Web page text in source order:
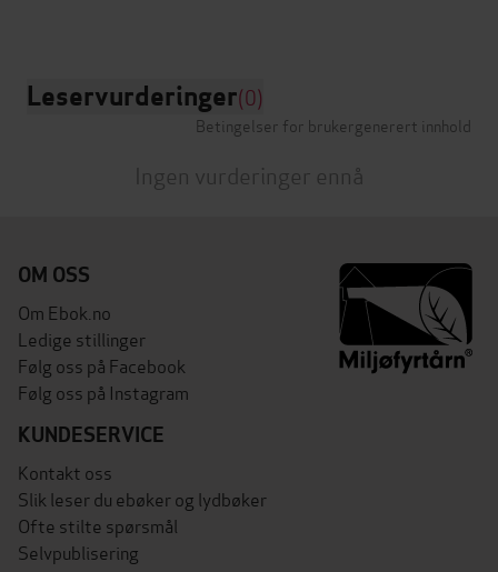
Leservurderinger(0)
Betingelser for brukergenerert innhold
Ingen vurderinger ennå
OM OSS
Om Ebok.no
Ledige stillinger
Følg oss på Facebook
Følg oss på Instagram
KUNDESERVICE
Kontakt oss
Slik leser du ebøker og lydbøker
Ofte stilte spørsmål
Selvpublisering